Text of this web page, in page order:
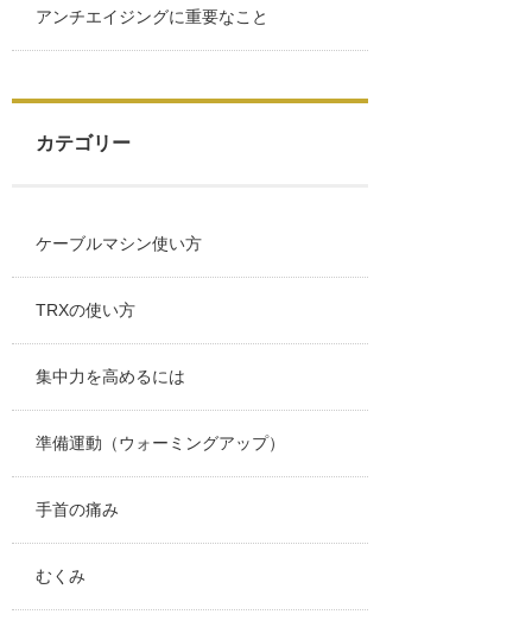
アンチエイジングに重要なこと
カテゴリー
ケーブルマシン使い方
TRXの使い方
集中力を高めるには
準備運動（ウォーミングアップ）
手首の痛み
むくみ